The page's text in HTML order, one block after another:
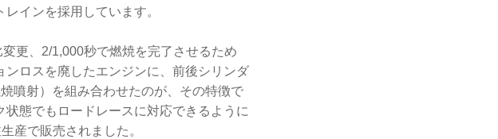
インを採用しています。
更、2/1,000秒で燃焼を完了させるため
ロスを廃したエンジンに、前後シリンダ
噴射）を組み合わせたのが、その特徴で
態でもロードレースに対応できるように
産で販売されました。